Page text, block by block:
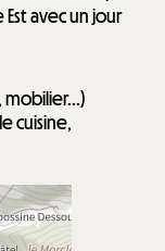
avec un jour
cuisine,